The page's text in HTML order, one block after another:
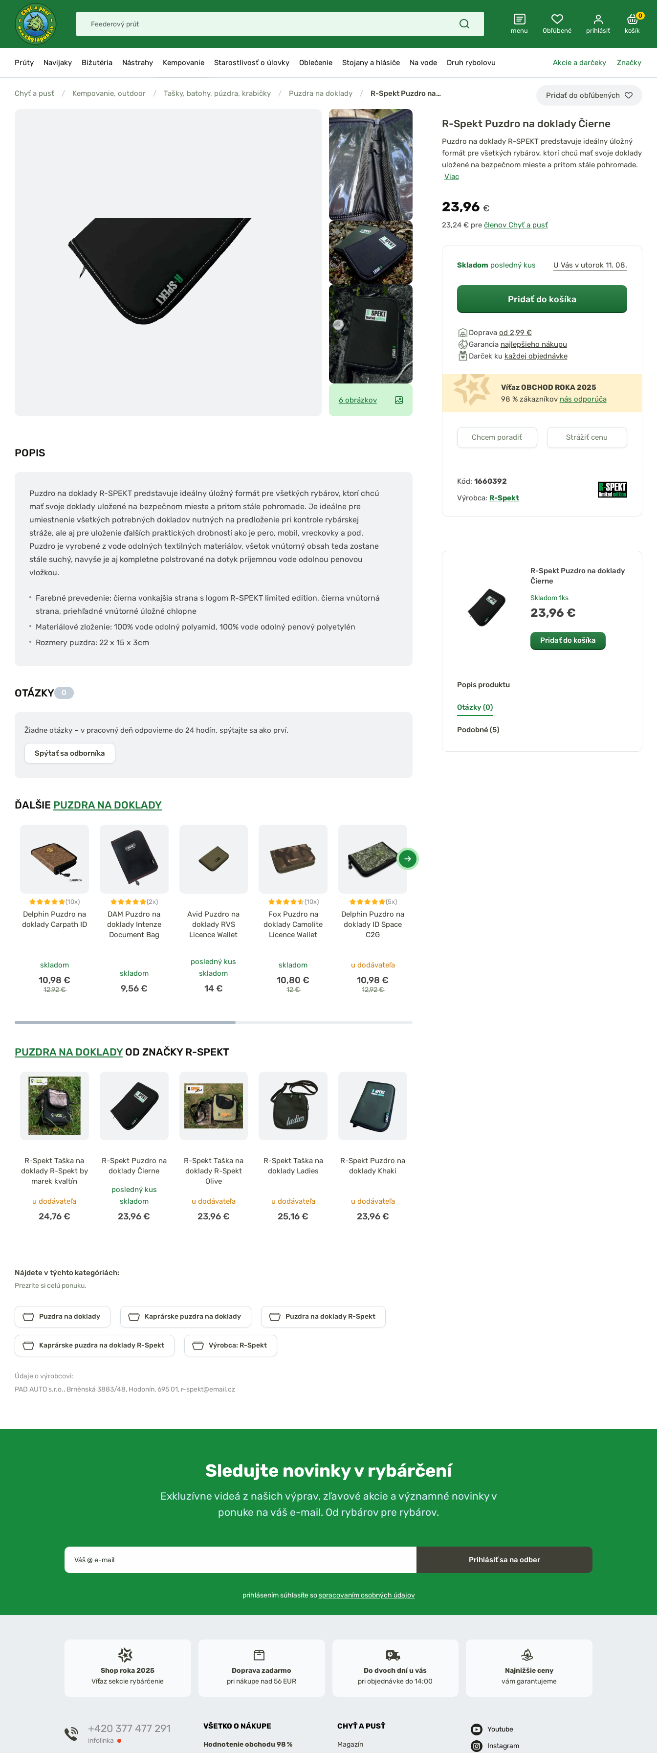
menu Obľúbené prihlásiť
0
košík
Prúty Navijaky Bižutéria Nástrahy Kempovanie Starostlivosť o úlovky Oblečenie Stojany a hlásiče Na vode Druh rybolovu Akcie a darčeky Značky
Chyť a pusť / Kempovanie, outdoor / Tašky, batohy, púzdra, krabičky / Puzdra na doklady / R-Spekt Puzdro na… Pridať do obľúbených
6 obrázkov
POPIS
Puzdro na doklady R-SPEKT predstavuje ideálny úložný formát pre všetkých rybárov, ktorí chcú
mať svoje doklady uložené na bezpečnom mieste a pritom stále pohromade. Je ideálne pre
umiestnenie všetkých potrebných dokladov nutných na predloženie pri kontrole rybárskej
stráže, ale aj pre uloženie ďalších praktických drobností ako je pero, mobil, vreckovky a pod.
Puzdro je vyrobené z vode odolných textilných materiálov, všetok vnútorný obsah teda zostane
stále suchý, navyše je aj kompletne polstrované na dotyk príjemnou vode odolnou penovou
vložkou.
Farebné prevedenie: čierna vonkajšia strana s logom R-SPEKT limited edition, čierna vnútorná
strana, priehľadné vnútorné úložné chlopne
Materiálové zloženie: 100% vode odolný polyamid, 100% vode odolný penový polyetylén
Rozmery puzdra: 22 x 15 x 3cm
OTÁZKY 0
Žiadne otázky – v pracovný deň odpovieme do 24 hodín, spýtajte sa ako prví.
Spýtať sa odborníka
ĎALŠIE PUZDRA NA DOKLADY
(10x)
Delphin Puzdro na
doklady Carpath ID
skladom
10,98 €
12,92 €
(2x)
DAM Puzdro na
doklady Intenze
Document Bag
skladom
9,56 €
Avid Puzdro na
doklady RVS
Licence Wallet
posledný kus
skladom
14 €
(10x)
Fox Puzdro na
doklady Camolite
Licence Wallet
skladom
10,80 €
12 €
(5x)
Delphin Puzdro na
doklady ID Space
C2G
u dodávateľa
10,98 €
12,92 €
PUZDRA NA DOKLADYOD ZNAČKY R-SPEKT
R-Spekt Taška na
doklady R-Spekt by
marek kvaltín
u dodávateľa
24,76 €
R-Spekt Puzdro na
doklady Čierne
posledný kus
skladom
23,96 €
R-Spekt Taška na
doklady R-Spekt
Olive
u dodávateľa
23,96 €
R-Spekt Taška na
doklady Ladies
u dodávateľa
25,16 €
R-Spekt Puzdro na
doklady Khaki
u dodávateľa
23,96 €
Nájdete v týchto kategóriách:
Prezrite si celú ponuku.
Puzdra na doklady Kaprárske puzdra na doklady Puzdra na doklady R-Spekt
Kaprárske puzdra na doklady R-Spekt Výrobca: R-Spekt
Údaje o výrobcovi:
PAD AUTO s.r.o., Brněnská 3883/48, Hodonín, 695 01, r-spekt@email.cz
R-Spekt Puzdro na doklady Čierne
Puzdro na doklady R-SPEKT predstavuje ideálny úložný
formát pre všetkých rybárov, ktorí chcú mať svoje doklady
uložené na bezpečnom mieste a pritom stále pohromade.
Viac
23,96 €
pre členov Chyť a pusť
Skladom posledný kus U Vás v utorok 11. 08.
Pridať do košíka
Doprava od 2,99 €
Garancia najlepšieho nákupu
Darček ku každej objednávke
Víťaz OBCHOD ROKA 2025
98 % zákazníkov nás odporúča
Chcem poradiť Strážiť cenu
Kód: 1660392
Výrobca: R-Spekt
R-Spekt Puzdro na doklady
Čierne
Skladom1ks
23,96 €
Pridať do košíka
Popis produktu
Otázky (0)
Podobné (5)
Sledujte novinky v rybárčení
Exkluzívne videá z našich výprav, zľavové akcie a významné novinky v
ponuke na váš e-mail. Od rybárov pre rybárov.
Prihlásiť sa na odber
prihlásením súhlasíte sospracovaním osobných údajov
Shop roka 2025
Víťaz sekcie rybárčenie
Doprava zadarmo
pri nákupe nad 56 EUR
Do dvoch dní u vás
pri objednávke do 14:00
Najnižšie ceny
vám garantujeme
+420 377 477 291
infolinka
VŠETKO O NÁKUPE
Hodnotenie obchodu 98 %
CHYŤ A PUSŤ
Magazín
Youtube
Instagram